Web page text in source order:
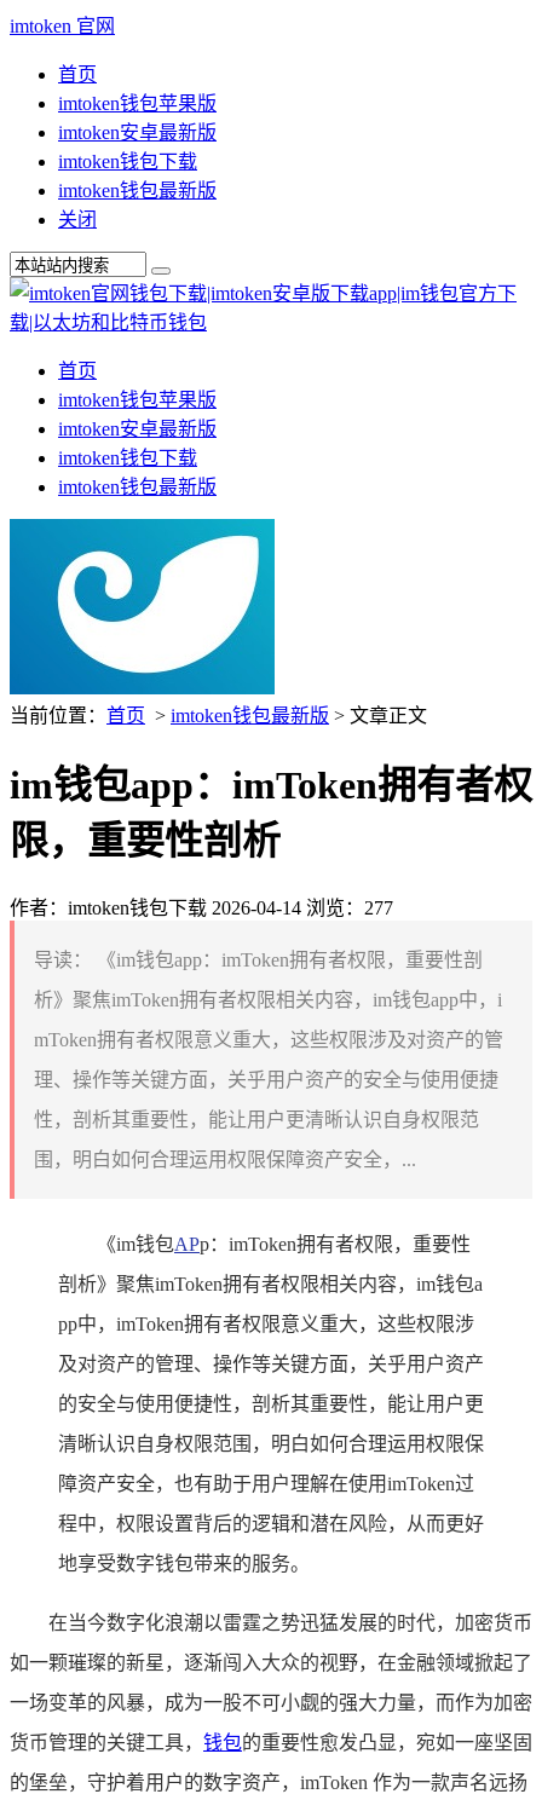
imtoken 官网
首页
imtoken钱包苹果版
imtoken安卓最新版
imtoken钱包下载
imtoken钱包最新版
关闭
首页
imtoken钱包苹果版
imtoken安卓最新版
imtoken钱包下载
imtoken钱包最新版
当前位置： 首页 > imtoken钱包最新版 > 文章正文
im钱包app：imToken拥有者权
限，重要性剖析
作者：imtoken钱包下载 2026-04-14 浏览：277
导读：
《im钱包app：imToken拥有者权限，重要性剖
析》聚焦imToken拥有者权限相关内容，im钱包app中，i
mToken拥有者权限意义重大，这些权限涉及对资产的管
理、操作等关键方面，关乎用户资产的安全与使用便捷
性，剖析其重要性，能让用户更清晰认识自身权限范
围，明白如何合理运用权限保障资产安全，...
《im钱包APp：imToken拥有者权限，重要性
剖析》聚焦imToken拥有者权限相关内容，im钱包a
pp中，imToken拥有者权限意义重大，这些权限涉
及对资产的管理、操作等关键方面，关乎用户资产
的安全与使用便捷性，剖析其重要性，能让用户更
清晰认识自身权限范围，明白如何合理运用权限保
障资产安全，也有助于用户理解在使用imToken过
程中，权限设置背后的逻辑和潜在风险，从而更好
地享受数字钱包带来的服务。
在当今数字化浪潮以雷霆之势迅猛发展的时代，加密货币
如一颗璀璨的新星，逐渐闯入大众的视野，在金融领域掀起了
一场变革的风暴，成为一股不可小觑的强大力量，而作为加密
货币管理的关键工具， 钱包的重要性愈发凸显，宛如一座坚固
的堡垒，守护着用户的数字资产，imToken 作为一款声名远扬